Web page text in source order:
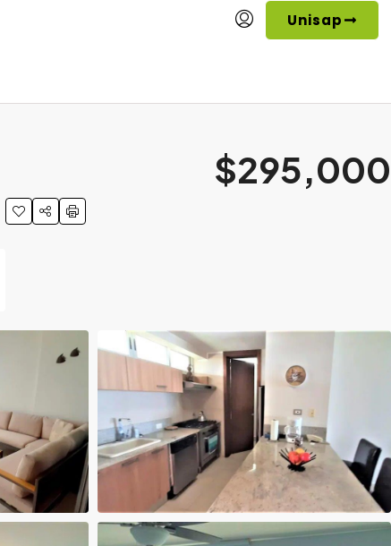
Unisap
$295,000